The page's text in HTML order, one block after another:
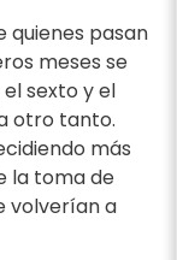
quienes pasan
meses se
sexto y el
otro tanto.
más
la toma de
volverían a